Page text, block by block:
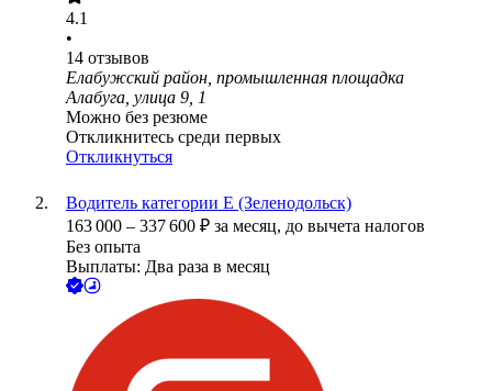
4.1
•
14 отзывов
Елабужский район, промышленная площадка
Алабуга, улица 9, 1
Можно без резюме
Откликнитесь среди первых
Откликнуться
Водитель категории Е (Зеленодольск)
163 000 – 337 600 ₽ за месяц, до вычета налогов
Без опыта
Выплаты: Два раза в месяц